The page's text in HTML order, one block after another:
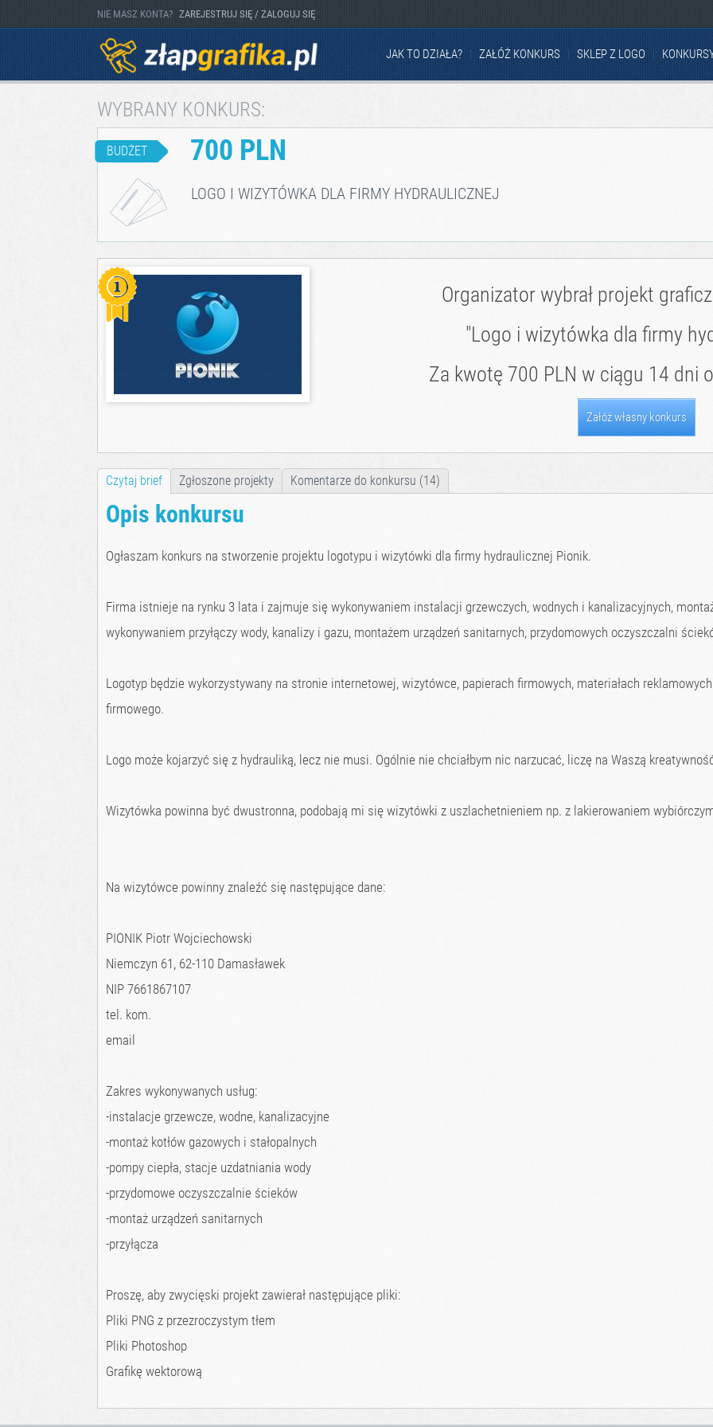
NIE MASZ KONTA? ZAREJESTRUJ SIĘ / ZALOGUJ SIĘ
JAK TO DZIAŁA? ZAŁÓŻ KONKURS SKLEP Z LOGO
WYBRANY KONKURS:
BUDŻET 700 PLN
LOGO I WIZYTÓWKA DLA FIRMY HYDRAULICZNEJ
Organizator wybrał projekt
"Logo i wizytówka dla firmy
Za kwotę 700 PLN w ciągu 14 dni
Załóż własny konkurs
Czytaj brief Zgłoszone projekty Komentarze do konkursu (14)
Opis konkursu
Ogłaszam konkurs na stworzenie projektu logotypu i wizytówki dla firmy hydraulicznej Pionik.
Firma istnieje na rynku 3 lata i zajmuje się wykonywaniem instalacji grzewczych, wodnych i kanalizacyjnych,
wykonywaniem przyłączy wody, kanalizy i gazu, montażem urządzeń sanitarnych, przydomowych oczyszczalni
Logotyp będzie wykorzystywany na stronie internetowej, wizytówce, papierach firmowych, materiałach
firmowego.
Logo może kojarzyć się z hydrauliką, lecz nie musi. Ogólnie nie chciałbym nic narzucać, liczę na Waszą
Wizytówka powinna być dwustronna, podobają mi się wizytówki z uszlachetnieniem np. z lakierowaniem
Na wizytówce powinny znaleźć się następujące dane:
PIONIK Piotr Wojciechowski
Niemczyn 61, 62-110 Damasławek
NIP 7661867107
tel. kom.
email
Zakres wykonywanych usług:
-instalacje grzewcze, wodne, kanalizacyjne
-montaż kotłów gazowych i stałopalnych
-pompy ciepła, stacje uzdatniania wody
-przydomowe oczyszczalnie ścieków
-montaż urządzeń sanitarnych
-przyłącza
Proszę, aby zwycięski projekt zawierał następujące pliki:
Pliki PNG z przezroczystym tłem
Pliki Photoshop
Grafikę wektorową